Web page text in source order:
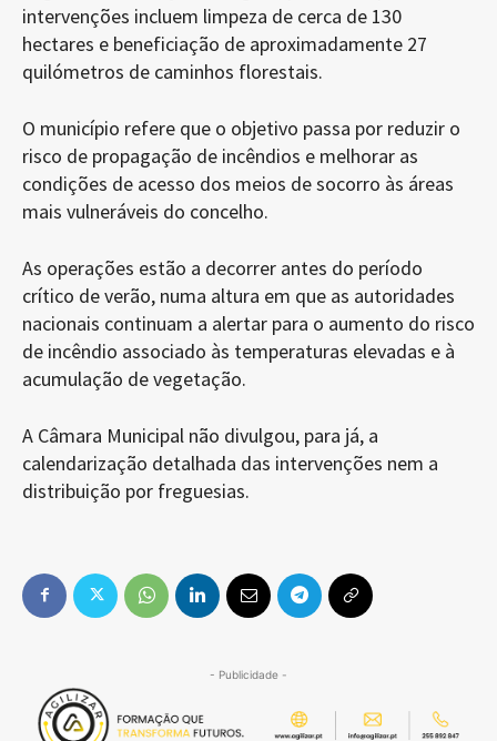
intervenções incluem limpeza de cerca de 130
hectares e beneficiação de aproximadamente 27
quilómetros de caminhos florestais.
O município refere que o objetivo passa por reduzir o
risco de propagação de incêndios e melhorar as
condições de acesso dos meios de socorro às áreas
mais vulneráveis do concelho.
As operações estão a decorrer antes do período
crítico de verão, numa altura em que as autoridades
nacionais continuam a alertar para o aumento do risco
de incêndio associado às temperaturas elevadas e à
acumulação de vegetação.
A Câmara Municipal não divulgou, para já, a
calendarização detalhada das intervenções nem a
distribuição por freguesias.
- Publicidade -